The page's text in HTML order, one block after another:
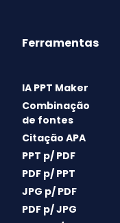
Ferramentas
IA PPT Maker
Combinação
de fontes
Citação APA
PPT p/ PDF
PDF p/ PPT
JPG p/ PDF
PDF p/ JPG